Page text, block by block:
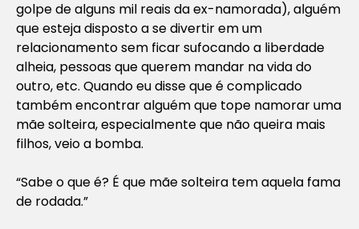
golpe de alguns mil reais da ex-namorada), alguém
que esteja disposto a se divertir em um
relacionamento sem ficar sufocando a liberdade
alheia, pessoas que querem mandar na vida do
outro, etc. Quando eu disse que é complicado
também encontrar alguém que tope namorar uma
mãe solteira, especialmente que não queira mais
filhos, veio a bomba.
“Sabe o que é? É que mãe solteira tem aquela fama
de rodada.”